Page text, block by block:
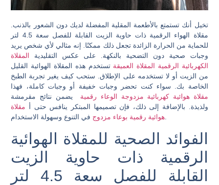
تخيل أنك تستمتع بالأطعمة المقلية المفضلة لديك دون الشعور بالذنب.
مقلاة الهواء الرقمية ذات حاوية الزيت القابلة للفصل سعة 4.5 لتر
للحماية من الحرارة الزائدة تجعل ذلك ممكنًا. إنه مثالي لأي شخص يريد
وجبات صحية دون التضحية بالنكهة. على عكس التقليدية المقلاة
الكهربائية الرقمية المقلاة العميقةتستخدم هذه المقلاة الهوائية القليل
من الزيت أو لا تستخدمه على الإطلاق. ستحب كيف يغير تجربة الطبخ
الخاصة بك. سواء كنت تحضر وجبات خفيفة أو وجبات كاملة، فهذا
مقلاة هوائية كهربائية مزدوجة الوعاء رقمية
يضمن نتائج مقرمشة
ولذيذة. بالإضافة إلى ذلك، فإن تصميمها المبتكر ينافس حتى أ مقلاة
هوائية رقمية بوعاء مزدوجفي التنوع وسهولة الاستخدام.
الفوائد الصحية للمقلاة الهوائية
الرقمية ذات حاوية الزيت
القابلة للفصل سعة 4.5 لتر